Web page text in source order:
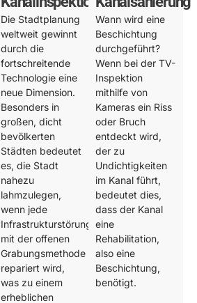
Die Stadtplanung
weltweit gewinnt
durch die
fortschreitende
Technologie eine
neue Dimension.
Besonders in
großen, dicht
bevölkerten
Städten bedeutet
es, die Stadt
nahezu
lahmzulegen,
wenn jede
Infrastrukturstörung
mit der offenen
Grabungsmethode
repariert wird,
was zu einem
erheblichen
Wann wird eine
Beschichtung
durchgeführt?
Wenn bei der TV-
Inspektion
mithilfe von
Kameras ein Riss
oder Bruch
entdeckt wird,
der zu
Undichtigkeiten
im Kanal führt,
bedeutet dies,
dass der Kanal
eine
Rehabilitation,
also eine
Beschichtung,
benötigt.